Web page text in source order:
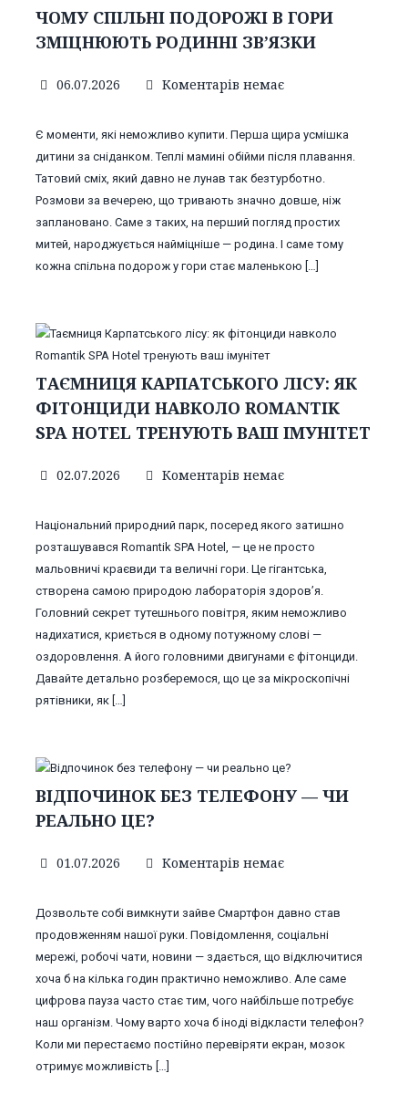
ЧОМУ СПІЛЬНІ ПОДОРОЖІ В ГОРИ
ЗМІЦНЮЮТЬ РОДИННІ ЗВ’ЯЗКИ
06.07.2026 Коментарів немає
Є моменти, які неможливо купити. Перша щира усмішка
дитини за сніданком. Теплі мамині обійми після плавання.
Татовий сміх, який давно не лунав так безтурботно.
Розмови за вечерею, що тривають значно довше, ніж
заплановано. Саме з таких, на перший погляд простих
митей, народжується найміцніше — родина. І саме тому
кожна спільна подорож у гори стає маленькою […]
ТАЄМНИЦЯ КАРПАТСЬКОГО ЛІСУ: ЯК
ФІТОНЦИДИ НАВКОЛО ROMANTIK
SPA HOTEL ТРЕНУЮТЬ ВАШ ІМУНІТЕТ
02.07.2026 Коментарів немає
Національний природний парк, посеред якого затишно
розташувався Romantik SPA Hotel, — це не просто
мальовничі краєвиди та величні гори. Це гігантська,
створена самою природою лабораторія здоров’я.
Головний секрет тутешнього повітря, яким неможливо
надихатися, криється в одному потужному слові —
оздоровлення. А його головними двигунами є фітонциди.
Давайте детально розберемося, що це за мікроскопічні
рятівники, як […]
ВІДПОЧИНОК БЕЗ ТЕЛЕФОНУ — ЧИ
РЕАЛЬНО ЦЕ?
01.07.2026 Коментарів немає
Дозвольте собі вимкнути зайве Смартфон давно став
продовженням нашої руки. Повідомлення, соціальні
мережі, робочі чати, новини — здається, що відключитися
хоча б на кілька годин практично неможливо. Але саме
цифрова пауза часто стає тим, чого найбільше потребує
наш організм. Чому варто хоча б іноді відкласти телефон?
Коли ми перестаємо постійно перевіряти екран, мозок
отримує можливість […]